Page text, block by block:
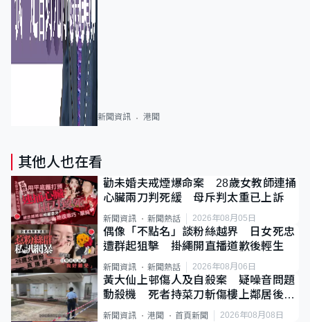
新聞資訊 港聞
其他人也在看
勸未婚夫戒煙爆命案 28歲女教師連捅
心臟兩刀判死緩 母斥判太重已上訴
新聞資訊 新聞熱話 2026年08月05日
偶像「不點名」談粉絲越界 日女死忠
遭群起狙擊 掛繩開直播道歉後輕生
新聞資訊 新聞熱話 2026年08月06日
黃大仙上邨傷人及自殺案 疑噪音問題
動殺機 死者持菜刀斬傷樓上鄰居後墮
斃
新聞資訊 港聞 首頁新聞 2026年08月08日